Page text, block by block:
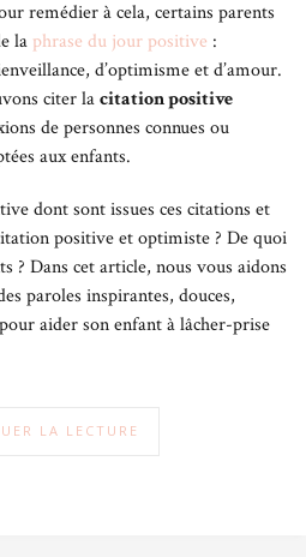
se sentent impliqués et plus ils
d’expérimenter. Il en est de
reliée à l’acte, elle doit
juste et justifiable.
un excellent outil
des enfants.
d’une parentalité bienveillante est
remédier à cela, certains parents
la phrase du jour positive :
d’optimisme et d’amour.
citer lacitation positive
de personnes connues ou
aux enfants.
dont sont issues ces citations et
positive et optimiste ? De quoi
? Dans cet article, nous vous aidons
paroles inspirantes, douces,
aider son enfant à lâcher-prise
LA LECTURE